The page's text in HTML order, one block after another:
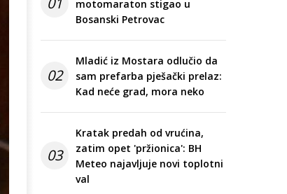
motomaraton stigao u
Bosanski Petrovac
02
Mladić iz Mostara odlučio da
sam prefarba pješački prelaz:
Kad neće grad, mora neko
03
Kratak predah od vrućina,
zatim opet 'pržionica': BH
Meteo najavljuje novi toplotni
val